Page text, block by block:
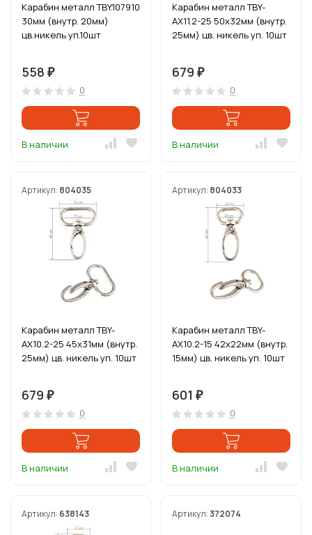
Карабин металл TBY.107910
30мм (внутр. 20мм)
цв.никель уп.10шт
558 ₽
0
В наличии
Карабин металл TBY-
AX11.2-25 50х32мм (внутр.
25мм) цв. никель уп. 10шт
679 ₽
0
В наличии
Артикул: 804035
Карабин металл TBY-
AX10.2-25 45х31мм (внутр.
25мм) цв. никель уп. 10шт
679 ₽
0
В наличии
Артикул: 804033
Карабин металл TBY-
AX10.2-15 42х22мм (внутр.
15мм) цв. никель уп. 10шт
601 ₽
0
В наличии
Артикул: 638143 Артикул: 372074